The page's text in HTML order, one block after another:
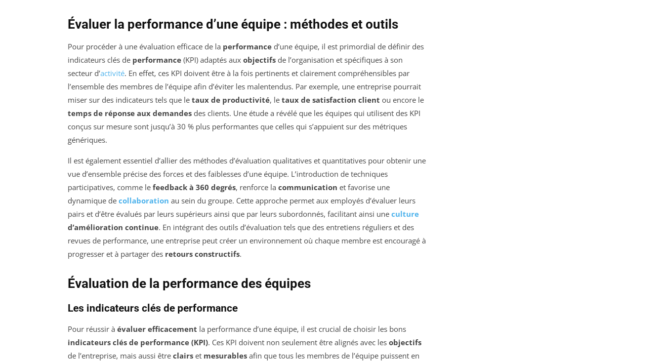
Évaluer la performance d’une équipe : méthodes et outils
Pour procéder à une évaluation efficace de la performance d’une équipe, il est primordial de définir des
indicateurs clés de performance (KPI) adaptés aux objectifs de l’organisation et spécifiques à son
secteur d’activité. En effet, ces KPI doivent être à la fois pertinents et clairement compréhensibles par
l’ensemble des membres de l’équipe afin d’éviter les malentendus. Par exemple, une entreprise pourrait
miser sur des indicateurs tels que le taux de productivité, le taux de satisfaction client ou encore le
temps de réponse aux demandes des clients. Une étude a révélé que les équipes qui utilisent des KPI
conçus sur mesure sont jusqu’à 30 % plus performantes que celles qui s’appuient sur des métriques
génériques.
Il est également essentiel d’allier des méthodes d’évaluation qualitatives et quantitatives pour obtenir une
vue d’ensemble précise des forces et des faiblesses d’une équipe. L’introduction de techniques
participatives, comme le feedback à 360 degrés, renforce la communication et favorise une
dynamique de collaboration au sein du groupe. Cette approche permet aux employés d’évaluer leurs
pairs et d’être évalués par leurs supérieurs ainsi que par leurs subordonnés, facilitant ainsi une culture
d’amélioration continue. En intégrant des outils d’évaluation tels que des entretiens réguliers et des
revues de performance, une entreprise peut créer un environnement où chaque membre est encouragé à
progresser et à partager des retours constructifs.
Évaluation de la performance des équipes
Les indicateurs clés de performance
Pour réussir à évaluer efficacement la performance d’une équipe, il est crucial de choisir les bons
indicateurs clés de performance (KPI). Ces KPI doivent non seulement être alignés avec les objectifs
de l’entreprise, mais aussi être clairs et mesurables afin que tous les membres de l’équipe puissent en